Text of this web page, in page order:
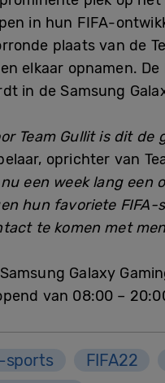
in hun FIFA-
plaats van de
elkaar opnamen.
in de Samsung
Team Gullit is dit
oprichter van
een week lang een
hun favoriete FIFA-
te komen met
Galaxy
van 08:00 –
sports FIFA22